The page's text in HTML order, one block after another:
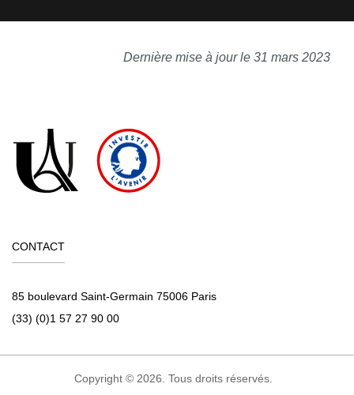
Dernière mise à jour le 31 mars 2023
CONTACT
85 boulevard Saint-Germain 75006 Paris
(33) (0)1 57 27 90 00
Copyright © 2026. Tous droits réservés.